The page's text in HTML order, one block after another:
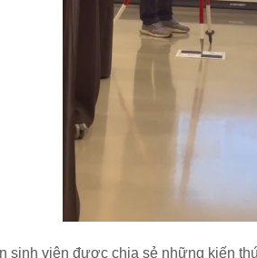
sinh viên được chia sẻ những kiến